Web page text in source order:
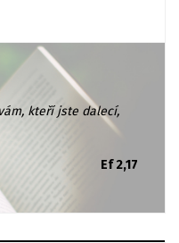
kteří jste dalecí,
Ef 2,17